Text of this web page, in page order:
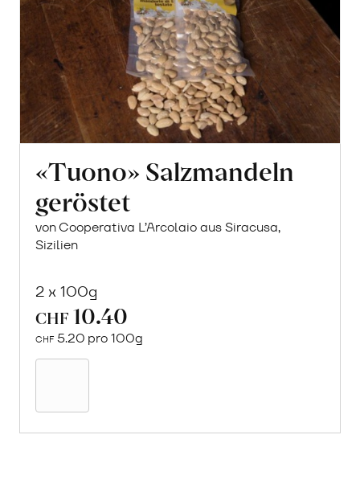
«Tuono» Salzmandeln
geröstet
von Cooperativa L’Arcolaio aus Siracusa,
Sizilien
2 x 100g
CHF 10.40
CHF 5.20 pro 100g